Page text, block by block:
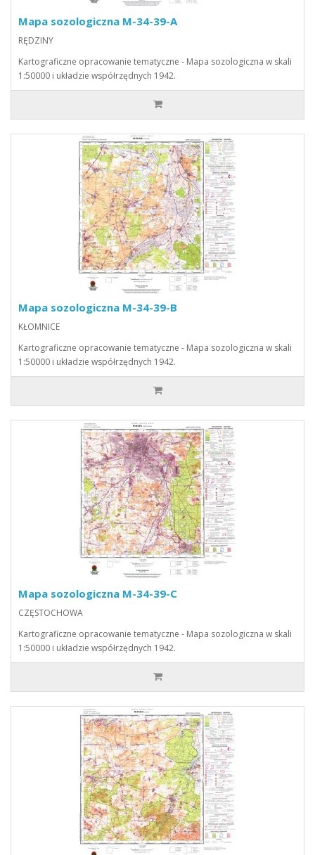
Mapa sozologiczna M-34-39-A
RĘDZINY
Kartograficzne opracowanie tematyczne - Mapa sozologiczna w skali
1:50000 i układzie współrzędnych 1942.
Mapa sozologiczna M-34-39-B
KŁOMNICE
Kartograficzne opracowanie tematyczne - Mapa sozologiczna w skali
1:50000 i układzie współrzędnych 1942.
Mapa sozologiczna M-34-39-C
CZĘSTOCHOWA
Kartograficzne opracowanie tematyczne - Mapa sozologiczna w skali
1:50000 i układzie współrzędnych 1942.